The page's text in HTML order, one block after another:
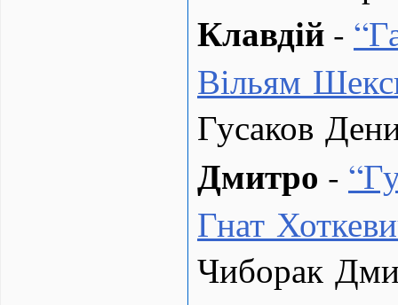
Клавдій - “
Вільям
Гусаков
Дмитро - “
Гнат
Чиборак